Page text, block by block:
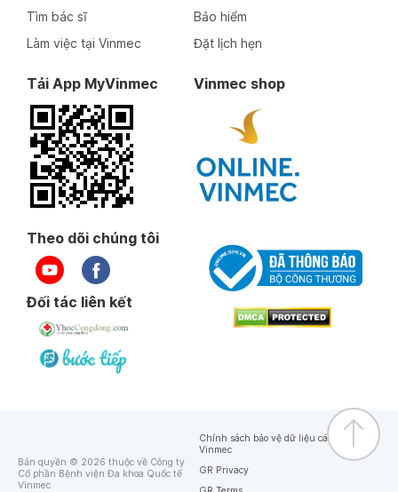
Tìm bác sĩ
Làm việc tại Vinmec
Bảo hiểm
Đặt lịch hẹn
Tải App MyVinmec Vinmec shop
Theo dõi chúng tôi
Đối tác liên kết
Bản quyền © 2026 thuộc về Công ty
Cổ phần Bệnh viện Đa khoa Quốc tế
Vinmec
Chính sách bảo vệ dữ liệu cá nhân của
Vinmec
GR Privacy